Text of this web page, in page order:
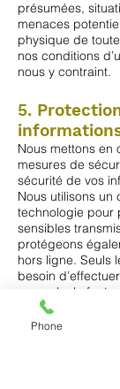
présumées,
menaces
physique de
nos conditions
nous y contraint.
5.
Nous mettons
mesures de
sécurité de vos
Nous utilisons
technologie pour
sensibles
protégeons
hors ligne. Seuls
besoin
exemple, la
clientèle) ont
personnelles
Phone